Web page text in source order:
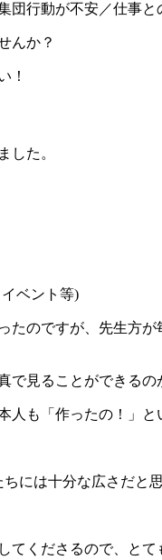
団行動が不安／仕事
んか？
！
した。
ベント等)
たのですが、先生方
見ることができるの
も「作ったの！」と
には十分な広さだと
てくださるので、と